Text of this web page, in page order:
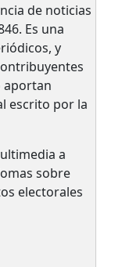
de noticias
Es una
y
aportan
escrito por la
a
sobre
electorales